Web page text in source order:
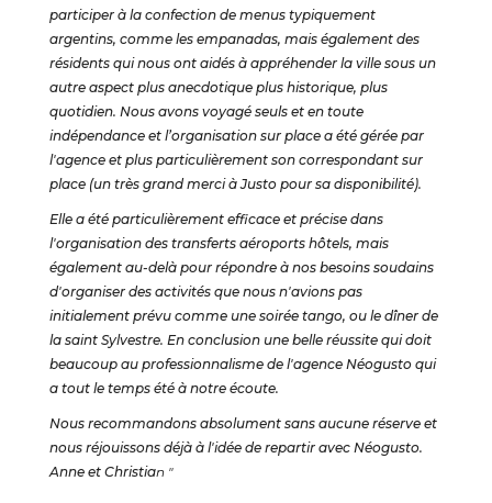
participer à la confection de menus typiquement
argentins, comme les empanadas, mais également des
résidents qui nous ont aidés à appréhender la ville sous un
autre aspect plus anecdotique plus historique, plus
quotidien. Nous avons voyagé seuls et en toute
indépendance et l’organisation sur place a été gérée par
l'agence et plus particulièrement son correspondant sur
place (un très grand merci à Justo pour sa disponibilité).
Elle a été particulièrement efficace et précise dans
l'organisation des transferts aéroports hôtels, mais
également au-delà pour répondre à nos besoins soudains
d'organiser des activités que nous n'avions pas
initialement prévu comme une soirée tango, ou le dîner de
la saint Sylvestre. En conclusion une belle réussite qui doit
beaucoup au professionnalisme de l'agence Néogusto qui
a tout le temps été à notre écoute.
Nous recommandons absolument sans aucune réserve et
nous réjouissons déjà à l'idée de repartir avec Néogusto.
Anne et Christian "